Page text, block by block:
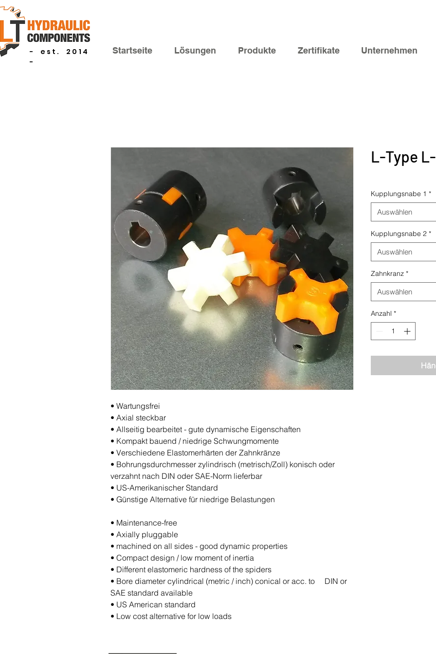
- est. 2014
-
Startseite Lösungen Produkte Zertifikate Unternehmen
• Wartungsfrei
• Axial steckbar
• Allseitig bearbeitet - gute dynamische Eigenschaften
• Kompakt bauend / niedrige Schwungmomente
• Verschiedene Elastomerhärten der Zahnkränze
• Bohrungsdurchmesser zylindrisch (metrisch/Zoll) konisch oder
verzahnt nach DIN oder SAE-Norm lieferbar
• US-Amerikanischer Standard
• Günstige Alternative für niedrige Belastungen
• Maintenance-free
• Axially pluggable
• machined on all sides - good dynamic properties
• Compact design / low moment of inertia
• Different elastomeric hardness of the spiders
• Bore diameter cylindrical (metric / inch) conical or acc. to DIN or
SAE standard available
• US American standard
• Low cost alternative for low loads
L-Type
Kupplungsnabe 1 *
Auswählen
Kupplungsnabe 2 *
Auswählen
Zahnkranz *
Auswählen
Anzahl *